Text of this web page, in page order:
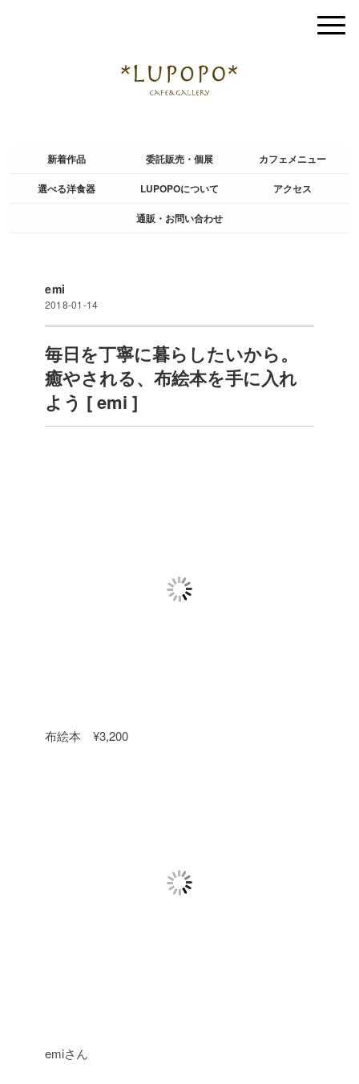
新着作品 委託販売・個展 カフェメニュー
選べる洋食器 LUPOPOについて アクセス
通販・お問い合わせ
emi
2018-01-14
毎日を丁寧に暮らしたいから。
癒やされる、布絵本を手に入れ
よう [ emi ]
布絵本 ¥3,200
emiさん